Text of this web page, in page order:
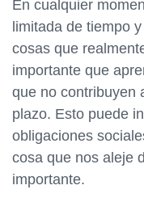
En cualquier
limitada de tiempo
cosas que
importante que
que no contribuyen
plazo. Esto puede
obligaciones
cosa que nos aleje
importante.